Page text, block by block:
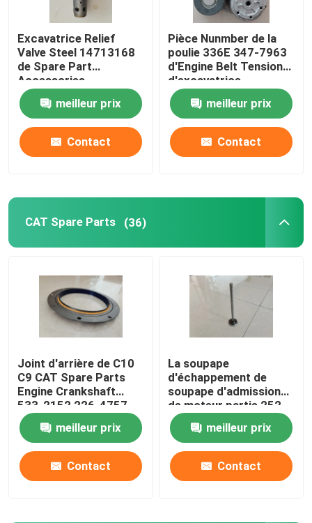
Pompe à réfrigérant de moteur
Turbocompresseur d'excavatrice
Excavatrice Starter Motor
Pièces diesel de générateur
Pièce de rechange de chariot élévateur
Excavatrice Relief
Valve Steel 14713168
de Spare Part
Accessories
d'excavatrice d'E350D
meilleur prix
Contact
Pièce Nunmber de la
poulie 336E 347-7963
d'Engine Belt Tensioner
d'excavatrice
meilleur prix
Contact
CAT Spare Parts (36)
Joint d'arrière de C10
C9 CAT Spare Parts
Engine Crankshaft
533-2152 226-4757
2264757
meilleur prix
Contact
La soupape
d'échappement de
soupape d'admission
de moteur partie 252-
7802 224-3030
adaptée aux besoins du
client
meilleur prix
Contact